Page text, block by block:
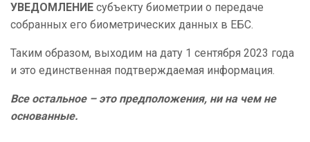
УВЕДОМЛЕНИЕ субъекту биометрии о передаче
собранных его биометрических данных в ЕБС.
Таким образом, выходим на дату 1 сентября 2023 года
и это единственная подтверждаемая информация.
Все остальное – это предположения, ни на чем не
основанные.